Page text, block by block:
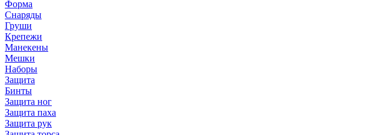
Форма
Снаряды
Груши
Крепежи
Манекены
Мешки
Наборы
Защита
Бинты
Защита ног
Защита паха
Защита рук